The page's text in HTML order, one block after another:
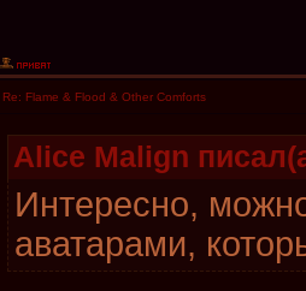
Re: Flame & Flood & Other Comforts
Alice Malign
Интересно,
аватарами,